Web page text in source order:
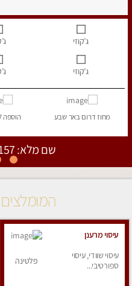
ג’קוזי
ג’קוזי
מחוז דרוםבאר שבע הוספה
שם מלא: 053-6113157
עיסוי מרענן
עיסוי שוודי, עיסוי
ספורטיבי...
פלטינה